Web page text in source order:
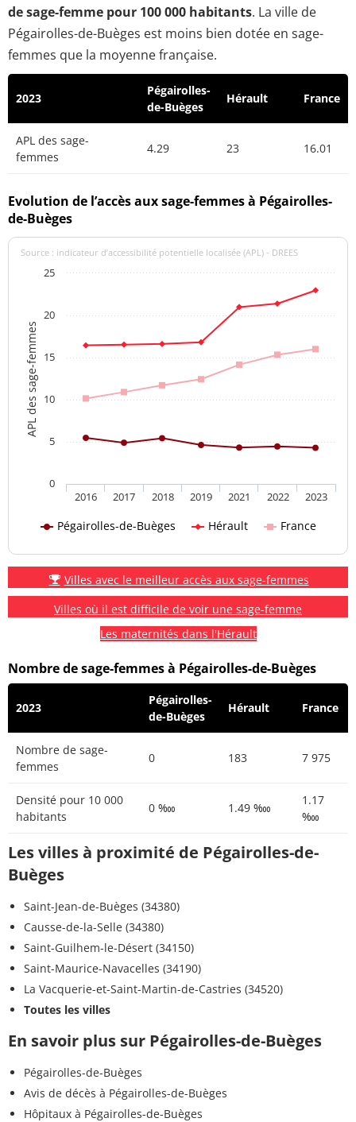
de sage-femme pour 100 000 habitants. La ville de
Pégairolles-de-Buèges est moins bien dotée en sage-
femmes que la moyenne française.
2023
Pégairolles-
de-Buèges
Hérault France
APL des sage-
femmes
4.29 23 16.01
Evolution de l’accès aux sage-femmes à Pégairolles-
de-Buèges
APL des sage-femmes
Source : indicateur d’accessibilité potentielle localisée (APL) - DREES
Pégairolles-de-Buèges Hérault France
2016 2017 2018 2019 2021 2022 2023
0
5
10
15
20
25
Villes avec le meilleur accès aux sage-femmes
Villes où il est difficile de voir une sage-femme
Les maternités dans l'Hérault
Nombre de sage-femmes à Pégairolles-de-Buèges
2023
Pégairolles-
de-Buèges
Hérault France
Nombre de sage-
femmes
0 183 7 975
Densité pour 10 000
habitants
0 ‱ 1.49 ‱
1.17
‱
Les villes à proximité de Pégairolles-de-
Buèges
Saint-Jean-de-Buèges (34380)
Causse-de-la-Selle (34380)
Saint-Guilhem-le-Désert (34150)
Saint-Maurice-Navacelles (34190)
La Vacquerie-et-Saint-Martin-de-Castries (34520)
Toutes les villes
En savoir plus sur Pégairolles-de-Buèges
Pégairolles-de-Buèges
Avis de décès à Pégairolles-de-Buèges
Hôpitaux à Pégairolles-de-Buèges